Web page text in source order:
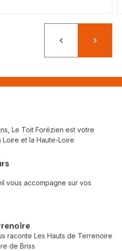
PrécédentSuivant
Le Toit Forézien est votre
et la Haute-Loire
vous accompagne sur vos
raconte Les Hauts de Terrenoire
de Briss